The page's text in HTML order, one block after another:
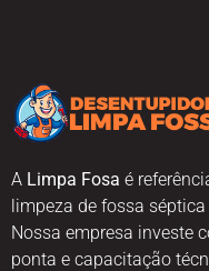
A Limpa Fosa é
limpeza de fossa
Nossa empresa investe
ponta e capacitação